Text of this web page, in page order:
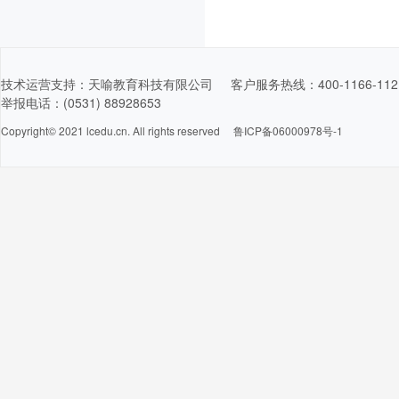
技术运营支持：天喻教育科技有限公司 客户服务热线：400-1166-
举报电话：(0531) 88928653
Copyright© 2021 lcedu.cn. All rights reserved 鲁ICP备06000978号-1